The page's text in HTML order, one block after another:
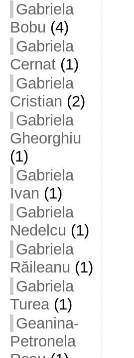
Gabriela
Bobu (4)
Gabriela
Cernat(1)
Gabriela
Cristian (2)
Gabriela
Gheorghiu
(1)
Gabriela
Ivan (1)
Gabriela
Nedelcu (1)
Gabriela
Răileanu (1)
Gabriela
Turea(1)
Geanina-
Petronela